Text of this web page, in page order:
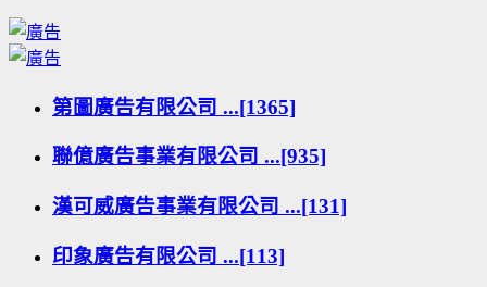
第圖廣告有限公司 ...[1365]
聯億廣告事業有限公司 ...[935]
漢可威廣告事業有限公司 ...[131]
印象廣告有限公司 ...[113]